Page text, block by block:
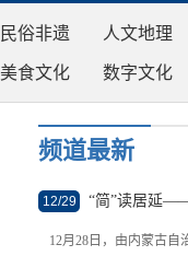
民俗非遗 人文地理
美食文化 数字文化
频道最新
12/29
“简”读居延
12月28日，由内蒙古自